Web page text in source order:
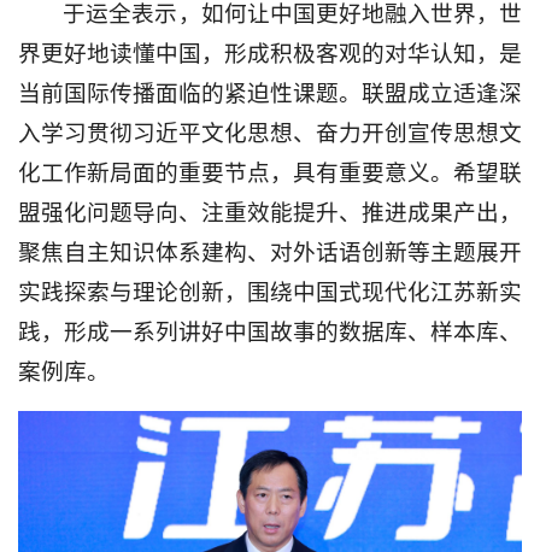
于运全表示，如何让中国更好地融入世界，世
界更好地读懂中国，形成积极客观的对华认知，是
当前国际传播面临的紧迫性课题。联盟成立适逢深
入学习贯彻习近平文化思想、奋力开创宣传思想文
化工作新局面的重要节点，具有重要意义。希望联
盟强化问题导向、注重效能提升、推进成果产出，
聚焦自主知识体系建构、对外话语创新等主题展开
实践探索与理论创新，围绕中国式现代化江苏新实
践，形成一系列讲好中国故事的数据库、样本库、
案例库。